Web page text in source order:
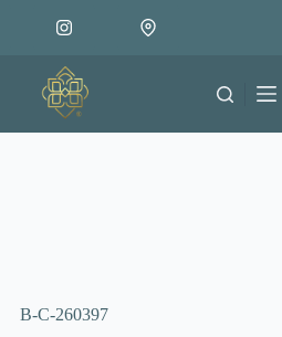
متوفر في المخزون
B-C-260397